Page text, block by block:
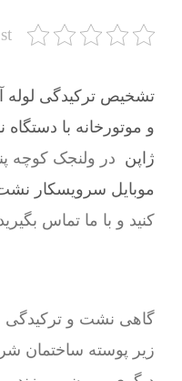
تشخیص ترکیدگی لوله
و موتورخانه با
ژاپن در ولنجک کوچه
موبایل سرویسکار نشت یابی –
کنید و با ما تماس
گاهی نشت و ترکیدگی
زیر پوسته ساختمان